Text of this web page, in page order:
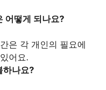
어떻게 되나요?
은 각 개인의 필요에
어요.
하나요?